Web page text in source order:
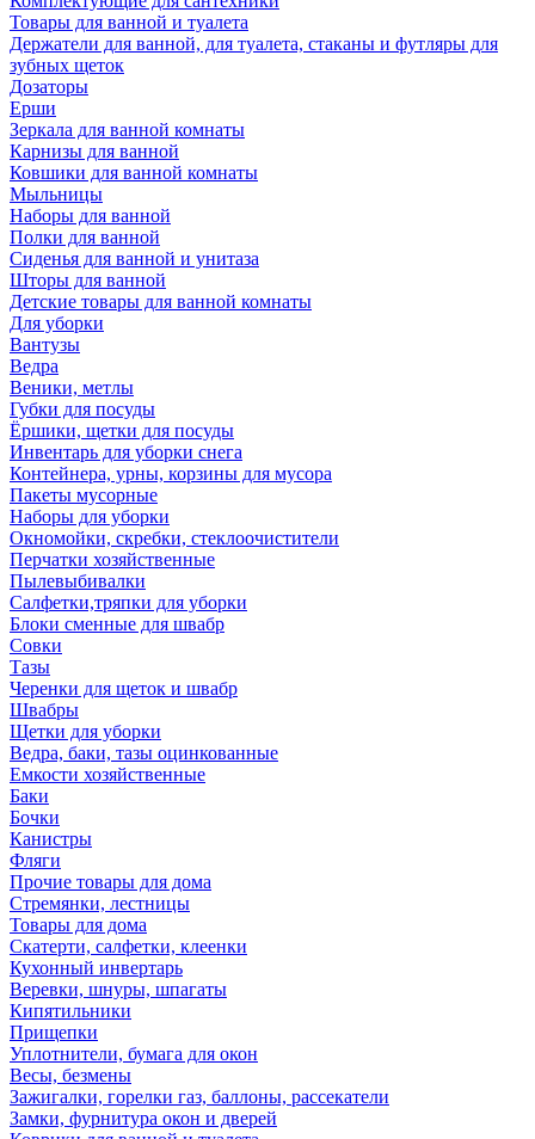
Товары для ванной и туалета
Держатели для ванной, для туалета, стаканы и футляры для
зубных щеток
Дозаторы
Ерши
Зеркала для ванной комнаты
Карнизы для ванной
Ковшики для ванной комнаты
Мыльницы
Наборы для ванной
Полки для ванной
Сиденья для ванной и унитаза
Шторы для ванной
Детские товары для ванной комнаты
Для уборки
Вантузы
Ведра
Веники, метлы
Губки для посуды
Ёршики, щетки для посуды
Инвентарь для уборки снега
Контейнера, урны, корзины для мусора
Пакеты мусорные
Наборы для уборки
Окномойки, скребки, стеклоочистители
Перчатки хозяйственные
Пылевыбивалки
Салфетки,тряпки для уборки
Блоки сменные для швабр
Совки
Тазы
Черенки для щеток и швабр
Швабры
Щетки для уборки
Ведра, баки, тазы оцинкованные
Емкости хозяйственные
Баки
Бочки
Канистры
Фляги
Прочие товары для дома
Стремянки, лестницы
Товары для дома
Скатерти, салфетки, клеенки
Кухонный инвертарь
Веревки, шнуры, шпагаты
Кипятильники
Прищепки
Уплотнители, бумага для окон
Весы, безмены
Зажигалки, горелки газ, баллоны, рассекатели
Замки, фурнитура окон и дверей